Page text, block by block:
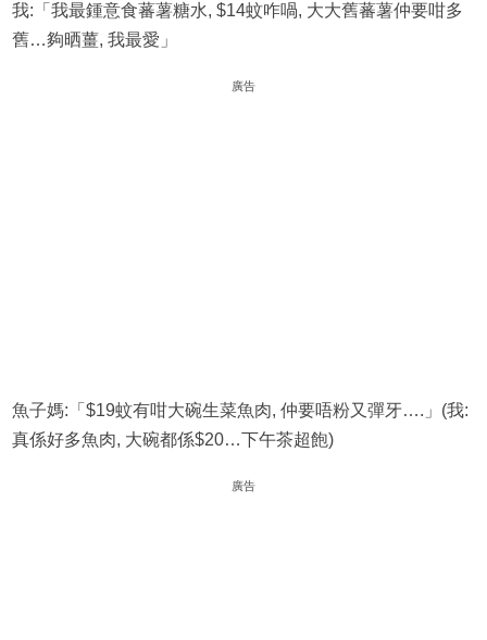
我:「我最鍾意食蕃薯糖水, $14蚊咋喎, 大大舊蕃薯仲要咁多
舊…夠晒薑, 我最愛」
廣告
魚子媽:「$19蚊有咁大碗生菜魚肉, 仲要唔粉又彈牙….」(我:
真係好多魚肉, 大碗都係$20…下午茶超飽)
廣告